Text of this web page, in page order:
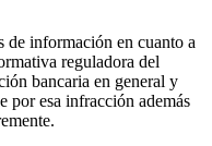
de información en cuanto a
reguladora del
bancaria en general y
por esa infracción además